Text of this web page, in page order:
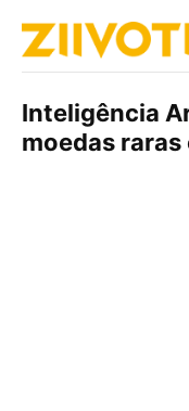
Inteligência
moedas raras